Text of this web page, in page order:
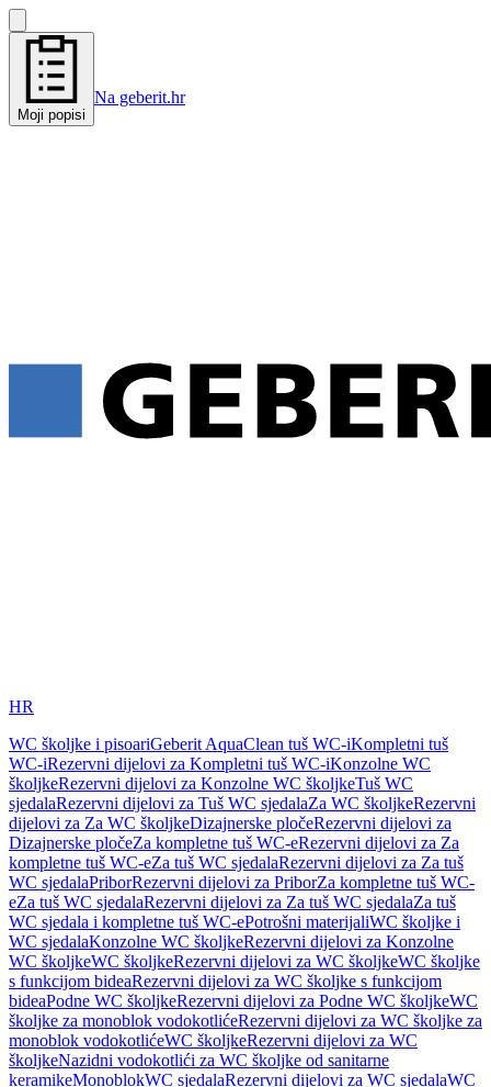
Moji popisi
Na geberit.hr
HR
WC školjke i pisoariGeberit AquaClean tuš WC-iKompletni tuš
WC-iRezervni dijelovi za Kompletni tuš WC-iKonzolne WC
školjkeRezervni dijelovi za Konzolne WC školjkeTuš WC
sjedalaRezervni dijelovi za Tuš WC sjedalaZa WC školjkeRezervni
dijelovi za Za WC školjkeDizajnerske pločeRezervni dijelovi za
Dizajnerske pločeZa kompletne tuš WC-eRezervni dijelovi za Za
kompletne tuš WC-eZa tuš WC sjedalaRezervni dijelovi za Za tuš
WC sjedalaPriborRezervni dijelovi za PriborZa kompletne tuš WC-
eZa tuš WC sjedalaRezervni dijelovi za Za tuš WC sjedalaZa tuš
WC sjedala i kompletne tuš WC-ePotrošni materijaliWC školjke i
WC sjedalaKonzolne WC školjkeRezervni dijelovi za Konzolne
WC školjkeWC školjkeRezervni dijelovi za WC školjkeWC školjke
s funkcijom bideaRezervni dijelovi za WC školjke s funkcijom
bideaPodne WC školjkeRezervni dijelovi za Podne WC školjkeWC
školjke za monoblok vodokotlićeRezervni dijelovi za WC školjke za
monoblok vodokotlićeWC školjkeRezervni dijelovi za WC
školjkeNazidni vodokotlići za WC školjke od sanitarne
keramikeMonoblokWC sjedalaRezervni dijelovi za WC sjedalaWC